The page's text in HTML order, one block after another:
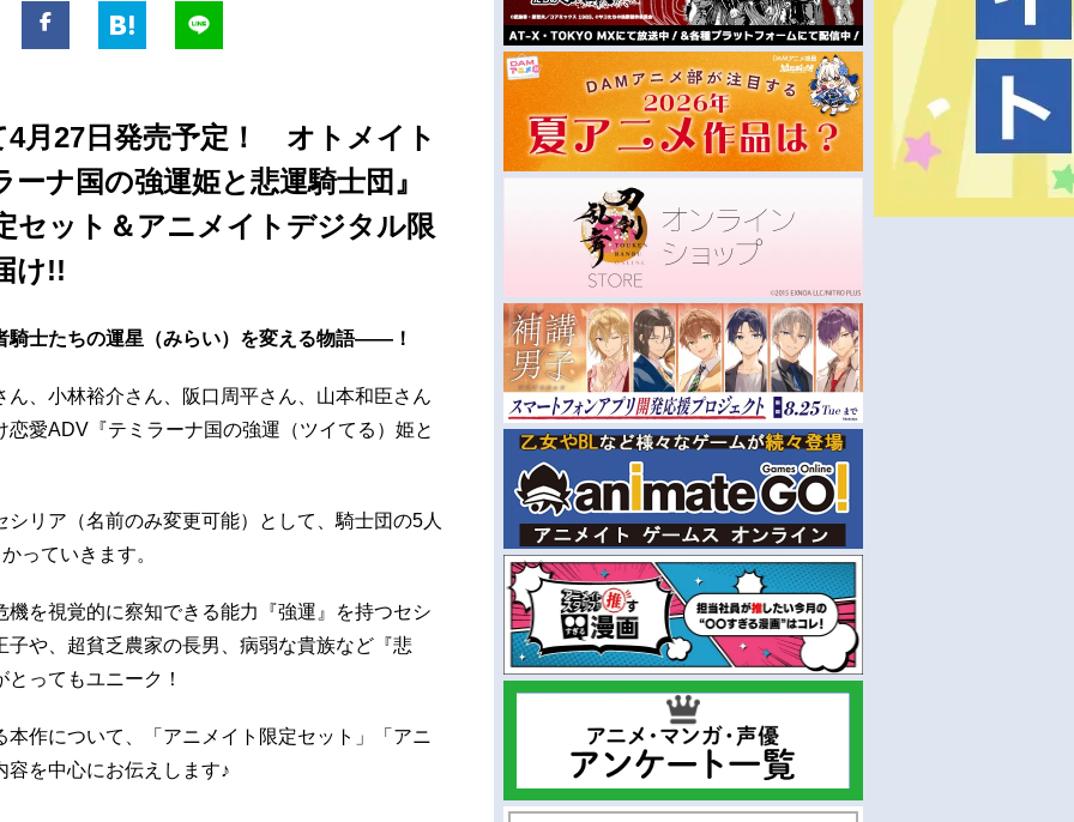
月27日発売予定！ オトメイト
ナ国の強運姫と悲運騎士団』
セット＆アニメイトデジタル限
け!!
騎士たちの運星（みらい）を変える物語――！
、小林裕介さん、阪口周平さん、山本和臣さん
愛ADV『テミラーナ国の強運（ツイてる）姫と
リア（名前のみ変更可能）として、騎士団の5人
っていきます。
を視覚的に察知できる能力『強運』を持つセシ
や、超貧乏農家の長男、病弱な貴族など『悲
ってもユニーク！
作について、「アニメイト限定セット」「アニ
を中心にお伝えします♪